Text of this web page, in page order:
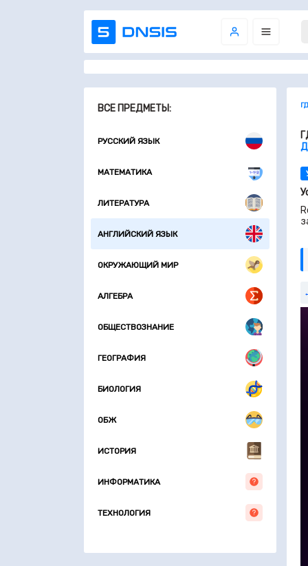
ВСЕ ПРЕДМЕТЫ:
РУССКИЙ ЯЗЫК
МАТЕМАТИКА
ЛИТЕРАТУРА
АНГЛИЙСКИЙ ЯЗЫК
ОКРУЖАЮЩИЙ МИР
АЛГЕБРА
ОБЩЕСТВОЗНАНИЕ
ГЕОГРАФИЯ
БИОЛОГИЯ
ОБЖ
ИСТОРИЯ
ИНФОРМАТИКА
ТЕХНОЛОГИЯ